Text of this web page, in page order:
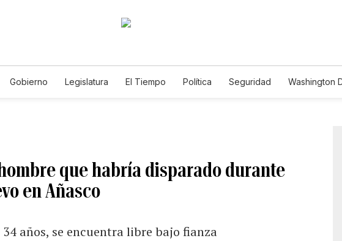
Gobierno Legislatura El Tiempo Política Seguridad Washington
que habría disparado durante
en Añasco
34 años, se encuentra libre bajo fianza